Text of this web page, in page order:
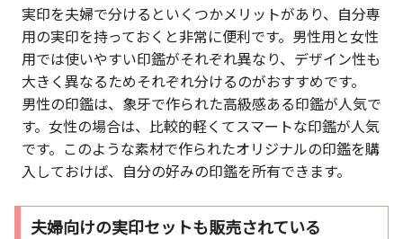
実印を夫婦で分けるといくつかメリットがあり、自分専
用の実印を持っておくと非常に便利です。男性用と女性
用では使いやすい印鑑がそれぞれ異なり、デザイン性も
大きく異なるためそれぞれ分けるのがおすすめです。
男性の印鑑は、象牙で作られた高級感ある印鑑が人気で
す。女性の場合は、比較的軽くてスマートな印鑑が人気
です。このような素材で作られたオリジナルの印鑑を購
入しておけば、自分の好みの印鑑を所有できます。
夫婦向けの実印セットも販売されている